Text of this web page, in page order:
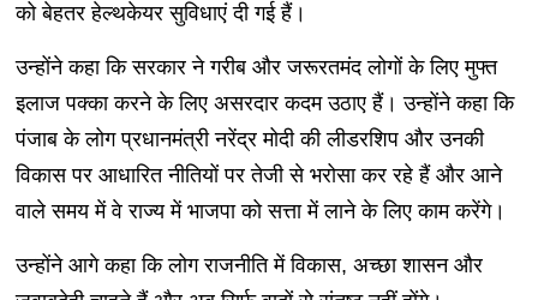
को बेहतर हेल्थकेयर सुविधाएं दी गई हैं।
उन्होंने कहा कि सरकार ने गरीब और जरूरतमंद लोगों के लिए मुफ्त
इलाज पक्का करने के लिए असरदार कदम उठाए हैं। उन्होंने कहा कि
पंजाब के लोग प्रधानमंत्री नरेंद्र मोदी की लीडरशिप और उनकी
विकास पर आधारित नीतियों पर तेजी से भरोसा कर रहे हैं और आने
वाले समय में वे राज्य में भाजपा को सत्ता में लाने के लिए काम करेंगे।
उन्होंने आगे कहा कि लोग राजनीति में विकास, अच्छा शासन और